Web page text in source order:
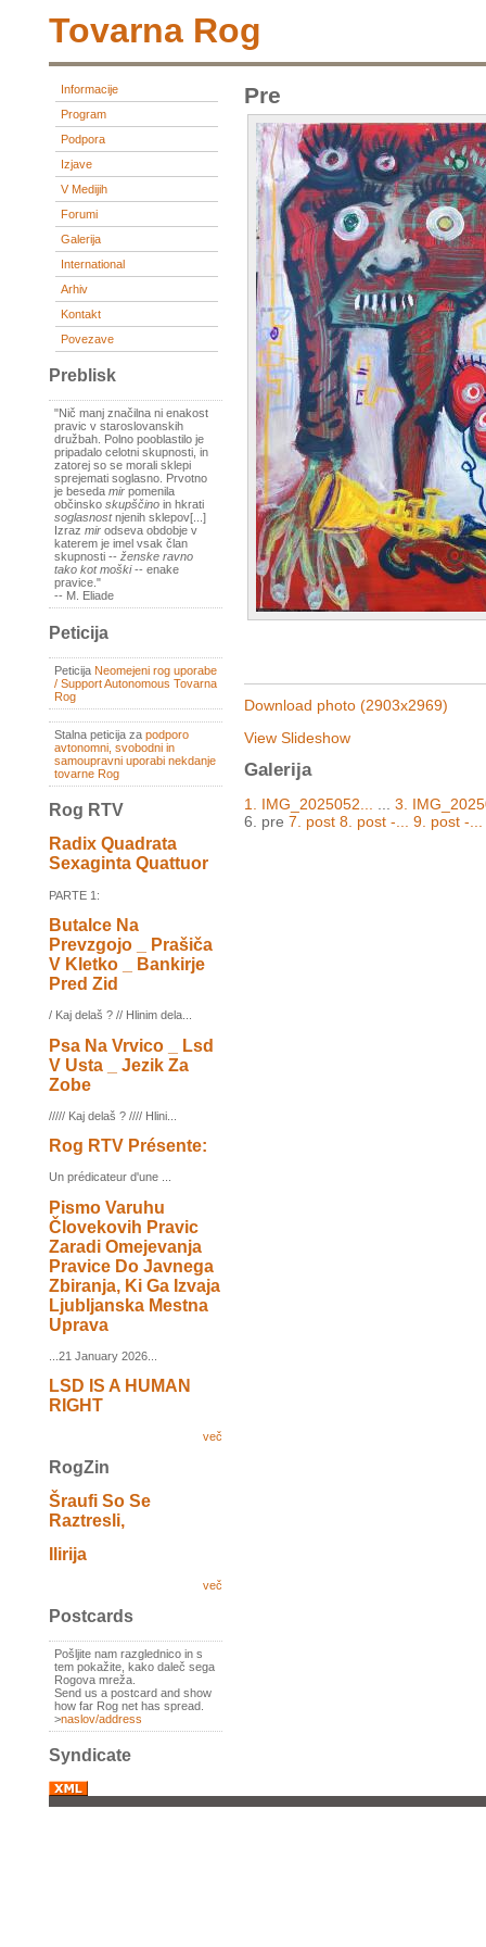
Tovarna Rog
Informacije
Program
Podpora
Izjave
V Medijih
Forumi
Galerija
International
Arhiv
Kontakt
Povezave
Preblisk
"Nič manj značilna ni enakost
pravic v staroslovanskih
družbah. Polno pooblastilo je
pripadalo celotni skupnosti, in
zatorej so se morali sklepi
sprejemati soglasno. Prvotno
je beseda mir pomenila
občinsko skupščino in hkrati
soglasnostnjenih sklepov[...]
Izraz mir odseva obdobje v
katerem je imel vsak član
skupnosti -- ženske ravno
tako kot moški-- enake
pravice."
-- M. Eliade
Peticija
Peticija Neomejeni rog uporabe
/ Support Autonomous Tovarna
Rog
Stalna peticija za podporo
avtonomni, svobodni in
samoupravni uporabi nekdanje
tovarne Rog
Rog RTV
Radix Quadrata
Sexaginta Quattuor
PARTE 1:
Butalce Na
Prevzgojo _ Prašiča
V Kletko _ Bankirje
Pred Zid
/ Kaj delaš ? // Hlinim dela...
Psa Na Vrvico _ Lsd
V Usta _ Jezik Za
Zobe
///// Kaj delaš ? //// Hlini...
Rog RTV Présente:
Un prédicateur d'une ...
Pismo Varuhu
Človekovih Pravic
Zaradi Omejevanja
Pravice Do Javnega
Zbiranja, Ki Ga Izvaja
Ljubljanska Mestna
Uprava
...21 January 2026...
LSD IS A HUMAN
RIGHT
več
RogZin
Šraufi So Se
Raztresli,
Ilirija
več
Postcards
Pošljite nam razglednico in s
tem pokažite, kako daleč sega
Rogova mreža.
Send us a postcard and show
how far Rog net has spread.
>naslov/address
Syndicate
Pre
Download photo (2903x2969)
View Slideshow
Galerija
1. IMG_2025052... ... 3.
6. pre 7. post 8. post -... 9. post -...